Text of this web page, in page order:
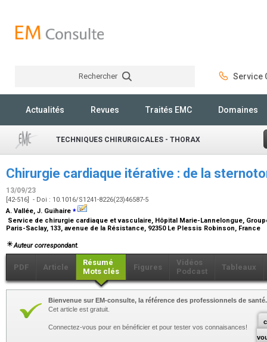
Rechercher Service
Actualités Revues Traités EMC Domaines
TECHNIQUES CHIRURGICALES - THORAX
Chirurgie cardiaque itérative : de la
13/09/23
[42-516] - Doi : 10.1016/S1241-8226(23)46587-5
A. Vallée, J. Guihaire ⁎
Service de chirurgie cardiaque et vasculaire, Hôpital Marie-Lannelongue,
Paris-Saclay, 133, avenue de la Résistance, 92350 Le Plessis Robinson, France
Auteur correspondant.
PDF Article
Résumé
Mots clés
Figures
Vidéos
Podcast
Tableaux
Bienvenue sur EM-consulte, la référence des professionnels de santé.
Cet article est gratuit.
Connectez-vous pour en bénéficier et pour tester vos connaisances!